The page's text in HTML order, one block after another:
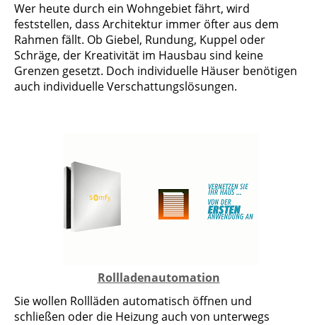
Wer heute durch ein Wohngebiet fährt, wird
feststellen, dass Architektur immer öfter aus dem
Rahmen fällt. Ob Giebel, Rundung, Kuppel oder
Schräge, der Kreativität im Hausbau sind keine
Grenzen gesetzt. Doch individuelle Häuser benötigen
auch individuelle Verschattungslösungen.
Rollladenautomation
Sie wollen Rollläden automatisch öffnen und
schließen oder die Heizung auch von unterwegs